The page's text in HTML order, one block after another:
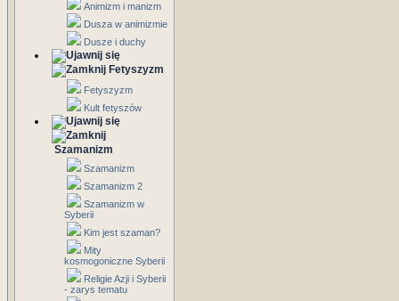
Animizm i manizm
Dusza w animizmie
Dusze i duchy
Fetyszyzm
Fetyszyzm
Kult fetyszów
Szamanizm
Szamanizm
Szamanizm 2
Szamanizm w
Syberii
Kim jest szaman?
Mity
kosmogoniczne Syberii
Religie Azji i Syberii
- zarys tematu